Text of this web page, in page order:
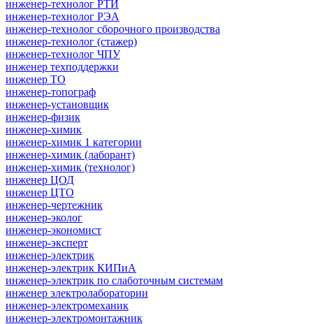
инженер-технолог РТИ
инженер-технолог РЭА
инженер-технолог сборочного производства
инженер-технолог (стажер)
инженер-технолог ЧПУ
инженер техподдержки
инженер ТО
инженер-топограф
инженер-установщик
инженер-физик
инженер-химик
инженер-химик 1 категории
инженер-химик (лаборант)
инженер-химик (технолог)
инженер ЦОД
инженер ЦТО
инженер-чертежник
инженер-эколог
инженер-экономист
инженер-эксперт
инженер-электрик
инженер-электрик КИПиА
инженер-электрик по слаботочным системам
инженер электролаборатории
инженер-электромеханик
инженер-электромонтажник